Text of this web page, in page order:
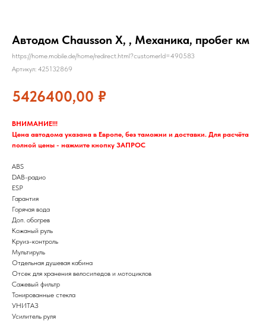
Автодом Chausson X, , Механика, пробег км
https://home.mobile.de/home/redirect.html?customerId=490583
Артикул: 425132869
5426400,00 ₽
ВНИМАНИЕ!!!
Цена автодома указана в Европе, без таможни и доставки. Для расчёта
полной цены - нажмите кнопку ЗАПРОС
ABS
DAB-радио
ESP
Гарантия
Горячая вода
Доп. обогрев
Кожаный руль
Круиз-контроль
Мультируль
Отдельная душевая кабина
Отсек для хранения велосипедов и мотоциклов
Сажевый фильтр
Тонированные стекла
УНИТАЗ
Усилитель руля